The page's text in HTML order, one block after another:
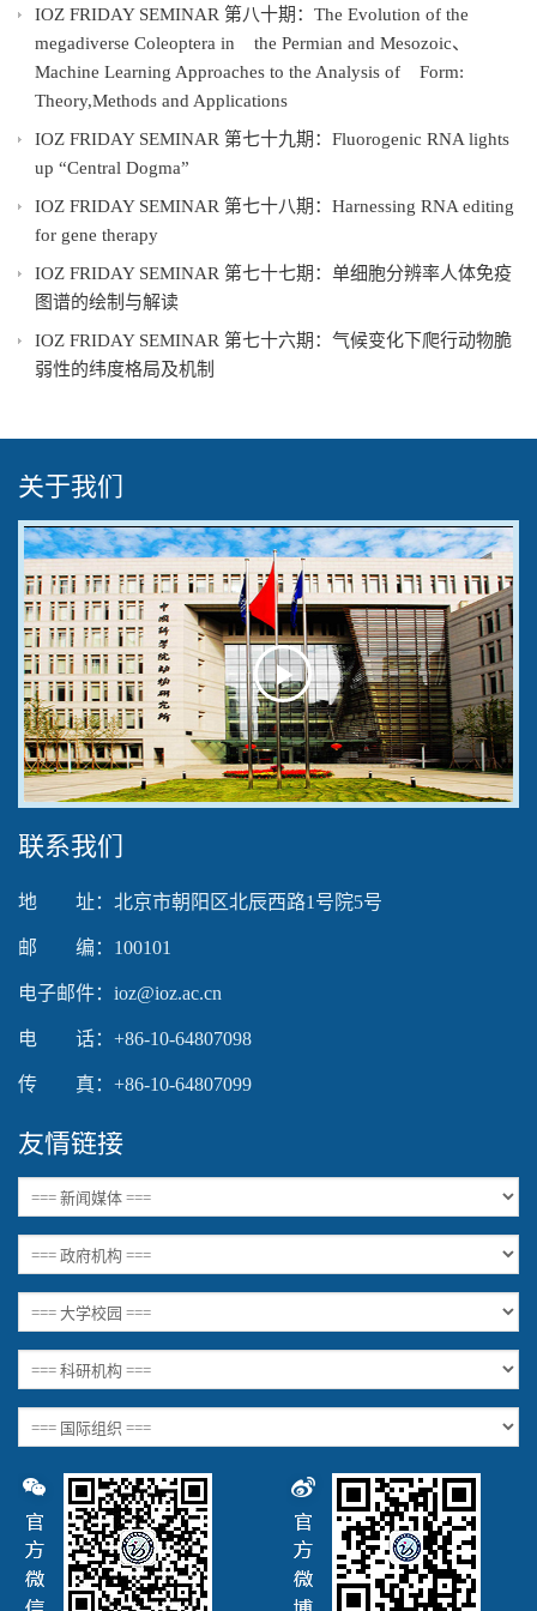
IOZ FRIDAY SEMINAR 第八十期：The Evolution of the
megadiverse Coleoptera in the Permian and Mesozoic、
Machine Learning Approaches to the Analysis of Form:
Theory,Methods and Applications
IOZ FRIDAY SEMINAR 第七十九期：Fluorogenic RNA lights
up “Central Dogma”
IOZ FRIDAY SEMINAR 第七十八期：Harnessing RNA editing
for gene therapy
IOZ FRIDAY SEMINAR 第七十七期：单细胞分辨率人体免疫
图谱的绘制与解读
IOZ FRIDAY SEMINAR 第七十六期：气候变化下爬行动物脆
弱性的纬度格局及机制
关于我们
Play
Video
联系我们
地 址：北京市朝阳区北辰西路1号院5号
邮 编：100101
电子邮件：ioz@ioz.ac.cn
电 话：+86-10-64807098
传 真：+86-10-64807099
友情链接